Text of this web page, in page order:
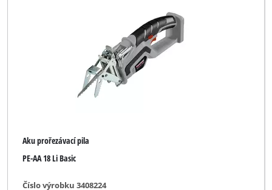
Aku prořezávací pila
PE-AA 18 Li Basic
Číslo výrobku 3408224